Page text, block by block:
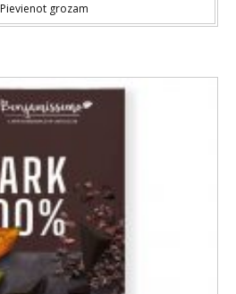
Pievienot grozam